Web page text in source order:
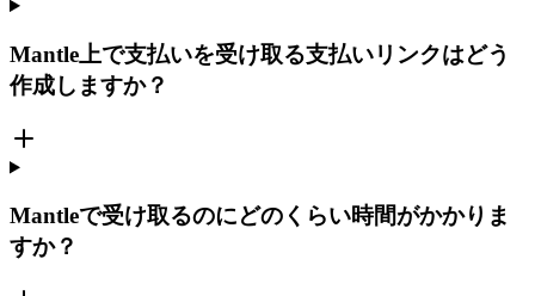
Mantle上で支払いを受け取る支払いリンクはどう
作成しますか？
Mantleで受け取るのにどのくらい時間がかかりま
すか？